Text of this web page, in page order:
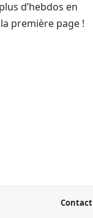
d’hebdos en
première page !
Contact